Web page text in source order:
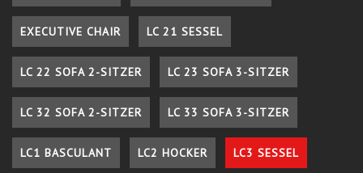
EXECUTIVE CHAIR LC 21 SESSEL
LC 22 SOFA 2-SITZER LC 23 SOFA 3-SITZER
LC 32 SOFA 2-SITZER LC 33 SOFA 3-SITZER
LC1 BASCULANT LC2 HOCKER LC3 SESSEL